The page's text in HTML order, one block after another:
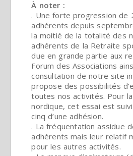
À noter :
. Une forte progression de
adhérents depuis
la moitié de la totalité des
adhérents de la Retraite
due en grande partie aux
Forum des Associations
consultation de notre site
propose des possibilités
toutes nos activités. Pour
nordique, cet essai est
cinq d’une adhésion.
. La fréquentation assidue
adhérents mais leur relatif
pour les autres activités.